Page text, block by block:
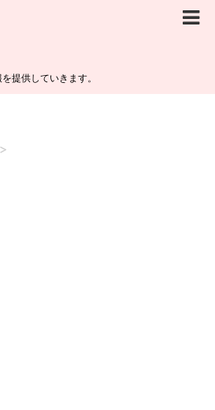
提供していきます。
>